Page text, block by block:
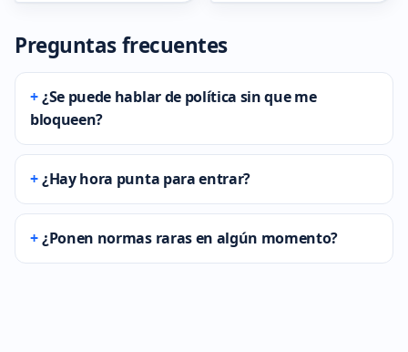
Preguntas frecuentes
¿Se puede hablar de política sin que me
bloqueen?
¿Hay hora punta para entrar?
¿Ponen normas raras en algún momento?